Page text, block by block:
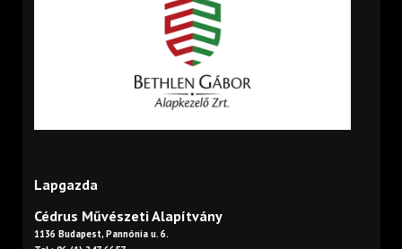
Lapgazda
Cédrus Művészeti Alapítvány
1136 Budapest, Pannónia u. 6.